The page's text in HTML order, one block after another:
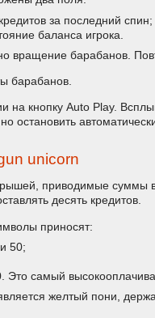
за последний спин;
баланса игрока.
вращение барабанов.
барабанов.
на кнопку Auto Play.
остановить
unicorn
приводимые суммы
десять кредитов.
приносят:
50;
Это самый
желтый пони,